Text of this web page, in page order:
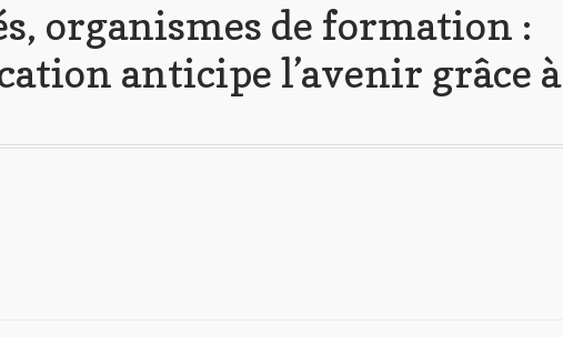
organismes de formation :
anticipe l’avenir grâce à